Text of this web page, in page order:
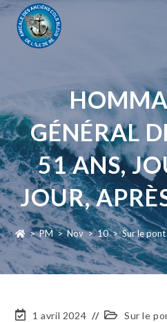
GÉNÉRAL
51 ANS,
JOUR,
> PM > Nov > 10 > Sur le pont
1 avril 2024 Sur le